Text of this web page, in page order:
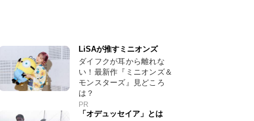
LiSAが推すミニオンズ
ダイフクが耳から離れな
い！最新作『ミニオンズ＆
モンスターズ』見どころ
は？
PR
「オデュッセイア」とは